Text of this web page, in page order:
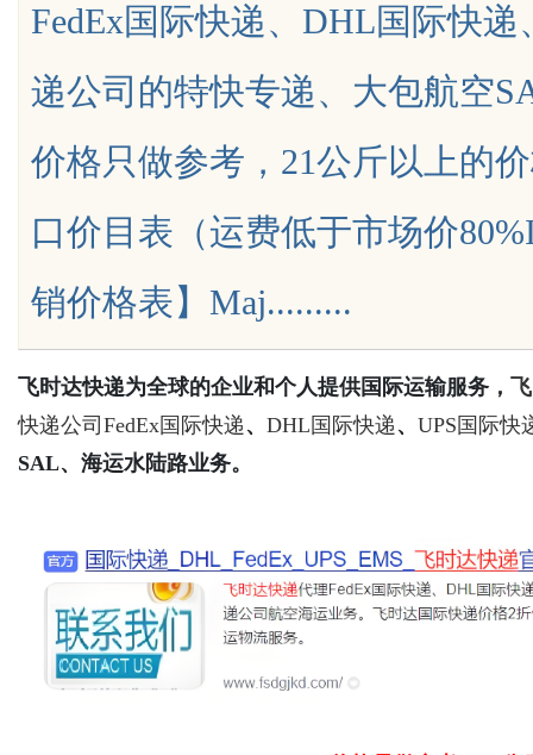
uz
FedEx国际快递、DHL国际快
递公司的特快专递、大包航空
价格只做参考，21公斤以上的
口价目表（运费低于市场价
销价格表】Maj.........
飞时达快递为全球的企业和个人提供国际运输服务，
快递公司 FedEx国际快递 、 DHL国际快递 、 UPS国际快
SAL、海运水陆路业务。